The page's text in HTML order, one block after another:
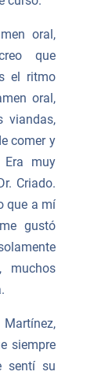
oral,
que
el ritmo
oral,
viandas,
comer y
Era muy
Criado.
que a mí
gustó
muchos
siempre
sentí su